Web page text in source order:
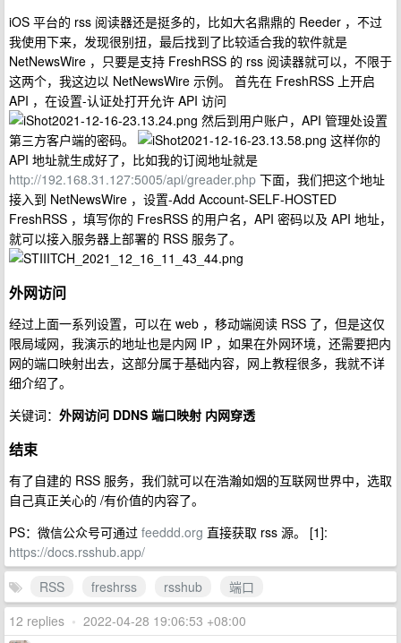
iOS 平台的 rss 阅读器还是挺多的，比如大名鼎鼎的 Reeder ，不过
我使用下来，发现很别扭，最后找到了比较适合我的软件就是
NetNewsWire ，只要是支持 FreshRSS 的 rss 阅读器就可以，不限于
这两个，我这边以 NetNewsWire 示例。 首先在 FreshRSS 上开启
API ，在设置-认证处打开允许 API 访问
然后到用户账户，API 管理处设置
第三方客户端的密码。
这样你的
API 地址就生成好了，比如我的订阅地址就是
http://192.168.31.127:5005/api/greader.php 下面，我们把这个地址
接入到 NetNewsWire ，设置-Add Account-SELF-HOSTED
FreshRSS ，填写你的 FresRSS 的用户名，API 密码以及 API 地址，
就可以接入服务器上部署的 RSS 服务了。
外网访问
经过上面一系列设置，可以在 web ，移动端阅读 RSS 了，但是这仅
限局域网，我演示的地址也是内网 IP ，如果在外网环境，还需要把内
网的端口映射出去，这部分属于基础内容，网上教程很多，我就不详
细介绍了。
关键词： 外网访问 DDNS 端口映射 内网穿透
结束
有了自建的 RSS 服务，我们就可以在浩瀚如烟的互联网世界中，选取
自己真正关心的 /有价值的内容了。
PS：微信公众号可通过 feeddd.org 直接获取 rss 源。 [1]:
https://docs.rsshub.app/
RSS
freshrss rsshub
端口
12 replies • 2022-04-28 19:06:53 +08:00